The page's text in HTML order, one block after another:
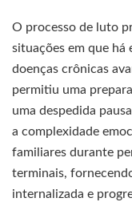
O processo de luto
situações em que
doenças crônicas
permitiu uma
uma despedida
a complexidade
familiares durante
terminais,
internalizada e